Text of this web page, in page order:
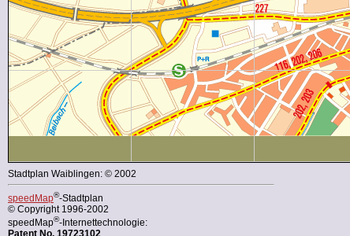
Stadtplan Waiblingen: © 2002
speedMap®-Stadtplan
© Copyright 1996-2002
speedMap®-Internettechnologie:
Patent No. 19723102